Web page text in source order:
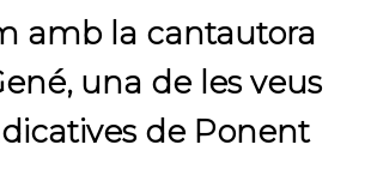
amb la cantautora
una de les veus
de Ponent